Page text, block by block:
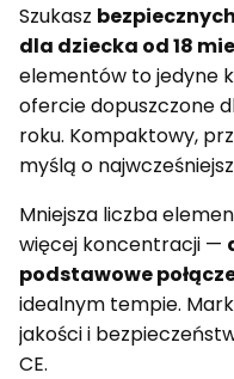
Szukasz
dla dziecka od 18
elementów to jedyne
ofercie dopuszczone
roku. Kompaktowy,
myślą o
Mniejsza liczba
więcej koncentracji —
podstawowe
idealnym tempie.
jakości i
CE.